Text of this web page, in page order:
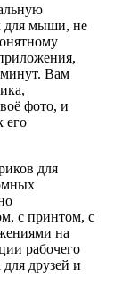
для мыши, не
минут. Вам
фото, и
его
для
с принтом, с
на
рабочего
друзей и